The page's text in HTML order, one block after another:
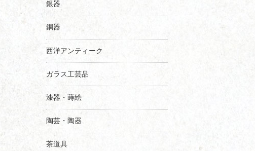
銀器
銅器
西洋アンティーク
ガラス工芸品
漆器・蒔絵
陶芸・陶器
茶道具